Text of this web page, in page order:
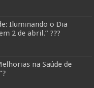
Iluminando o Dia
2 de abril.” ???
na Saúde de